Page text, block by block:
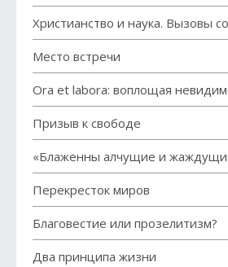
Христианство и наука. Вызовы
Место встречи
Ora et labora: воплощая
Призыв к свободе
«Блаженны алчущие и
Перекресток миров
Благовестие или прозелитизм?
Два принципа жизни